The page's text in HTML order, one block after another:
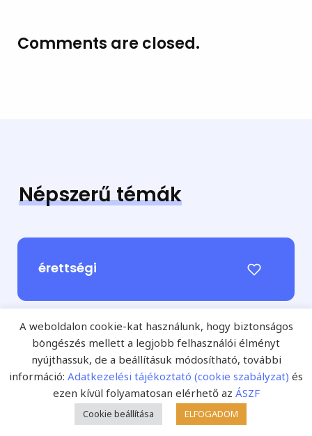
Comments are closed.
Népszerű témák
érettségi
felvételi
A weboldalon cookie-kat használunk, hogy biztonságos
böngészés mellett a legjobb felhasználói élményt
nyújthassuk, de a beállításuk módosítható, további
információ: Adatkezelési tájékoztató (cookie szabályzat) és
ezen kívül folyamatosan elérhető az ÁSZF
Cookie beállítása ELFOGADOM